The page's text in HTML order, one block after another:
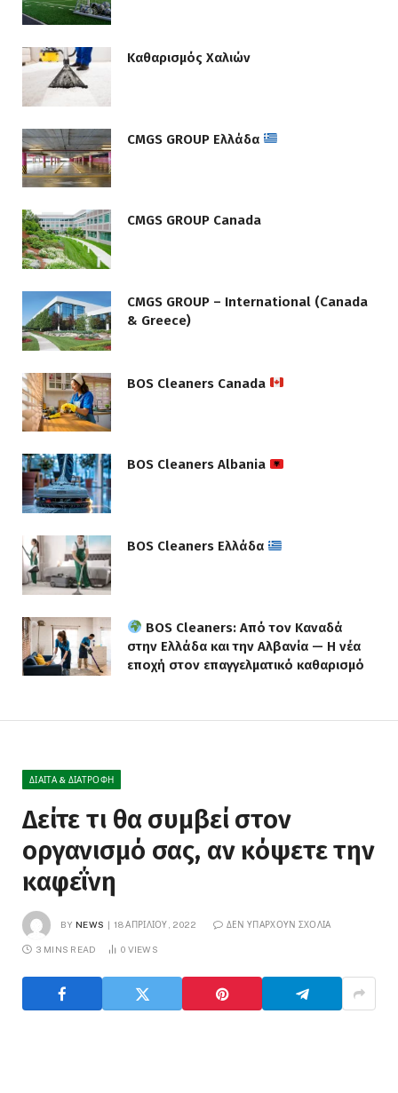
Καθαρισμός Χαλιών
CMGS GROUP Ελλάδα
CMGS GROUP Canada
CMGS GROUP – International (Canada
& Greece)
BOS Cleaners Canada
BOS Cleaners Albania
BOS Cleaners Ελλάδα
BOS Cleaners: Από τον Καναδά
στην Ελλάδα και την Αλβανία — Η νέα
εποχή στον επαγγελματικό καθαρισμό
ΔΊΑΙΤΑ & ΔΙΑΤΡΟΦΉ
Δείτε τι θα συμβεί στον
οργανισμό σας, αν κόψετε την
καφεΐνη
BY NEWS 18 ΑΠΡΙΛΊΟΥ, 2022 ΔΕΝ ΥΠΆΡΧΟΥΝ ΣΧΌΛΙΑ
3 MINS READ 0 VIEWS